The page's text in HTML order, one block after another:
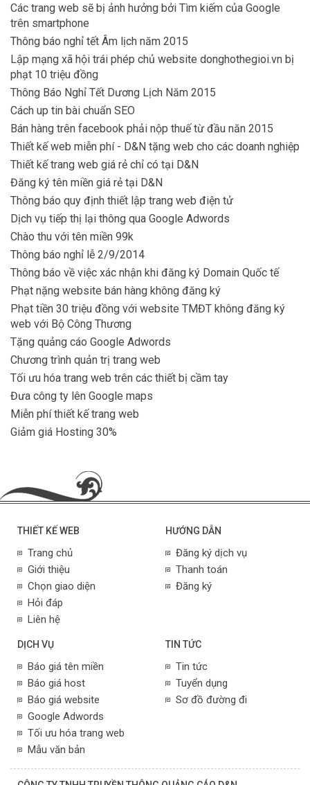
Các trang web sẽ bị ảnh hưởng bởi Tìm kiếm của Google
trên smartphone
Thông báo nghỉ tết Âm lịch năm 2015
Lập mạng xã hội trái phép chủ website donghothegioi.vn bị
phạt 10 triệu đồng
Thông Báo Nghỉ Tết Dương Lịch Năm 2015
Cách up tin bài chuẩn SEO
Bán hàng trên facebook phải nộp thuế từ đầu năn 2015
Thiết kế web miễn phí - D&N tặng web cho các doanh nghiệp
Thiết kế trang web giá rẻ chỉ có tại D&N
Đăng ký tên miền giá rẻ tại D&N
Thông báo quy định thiết lập trang web điện tử
Dịch vụ tiếp thị lại thông qua Google Adwords
Chào thu với tên miền 99k
Thông báo nghỉ lễ 2/9/2014
Thông báo về việc xác nhận khi đăng ký Domain Quốc tế
Phạt nặng website bán hàng không đăng ký
Phạt tiền 30 triệu đồng với website TMĐT không đăng ký
web với Bộ Công Thương
Tặng quảng cáo Google Adwords
Chương trình quản trị trang web
Tối ưu hóa trang web trên các thiết bị cầm tay
Đưa công ty lên Google maps
Miễn phí thiết kế trang web
Giảm giá Hosting 30%
THIẾT KẾ WEB
Trang chủ
Giới thiệu
Chọn giao diện
Hỏi đáp
Liên hệ
HƯỚNG DẪN
Đăng ký dịch vụ
Thanh toán
Đăng ký
DỊCH VỤ
Báo giá tên miền
Báo giá host
Báo giá website
Google Adwords
Tối ưu hóa trang web
Mẫu văn bản
TIN TỨC
Tin tức
Tuyển dụng
Sơ đồ đường đi